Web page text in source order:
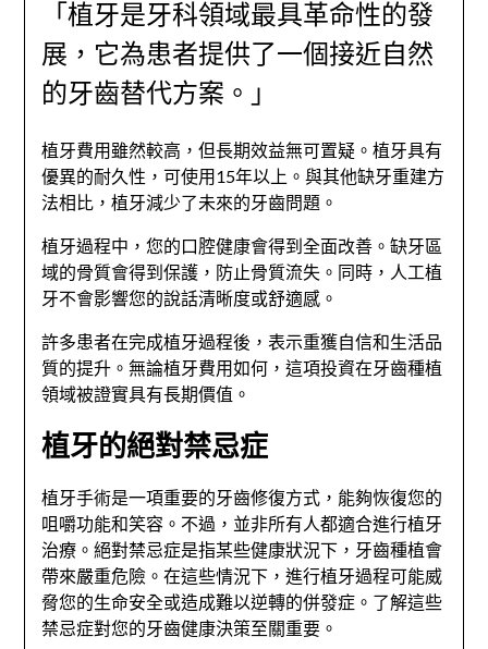
「植牙是牙科領域最具革命性的發
展，它為患者提供了一個接近自然
的牙齒替代方案。」
植牙費用雖然較高，但長期效益無可置疑。植牙具有
優異的耐久性，可使用15年以上。與其他缺牙重建方
法相比，植牙減少了未來的牙齒問題。
植牙過程中，您的口腔健康會得到全面改善。缺牙區
域的骨質會得到保護，防止骨質流失。同時，人工植
牙不會影響您的說話清晰度或舒適感。
許多患者在完成植牙過程後，表示重獲自信和生活品
質的提升。無論植牙費用如何，這項投資在牙齒種植
領域被證實具有長期價值。
植牙的絕對禁忌症
植牙手術是一項重要的牙齒修復方式，能夠恢復您的
咀嚼功能和笑容。不過，並非所有人都適合進行植牙
治療。絕對禁忌症是指某些健康狀況下，牙齒種植會
帶來嚴重危險。在這些情況下，進行植牙過程可能威
脅您的生命安全或造成難以逆轉的併發症。了解這些
禁忌症對您的牙齒健康決策至關重要。